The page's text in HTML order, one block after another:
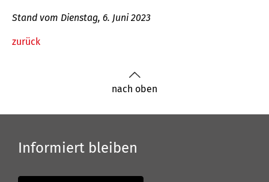
Stand vom Dienstag, 6. Juni 2023
zurück
nach oben
Informiert bleiben